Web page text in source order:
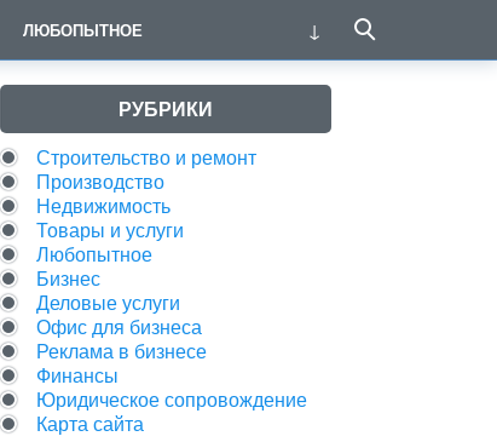
ЛЮБОПЫТНОЕ
РУБРИКИ
Строительство и ремонт
Производство
Недвижимость
Товары и услуги
Любопытное
Бизнес
Деловые услуги
Офис для бизнеса
Реклама в бизнесе
Финансы
Юридическое сопровождение
Карта сайта